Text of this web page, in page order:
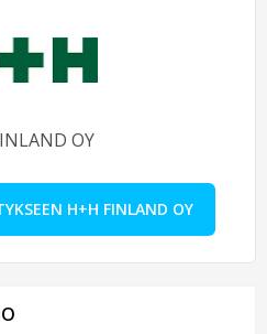
OY
H+H FINLAND OY